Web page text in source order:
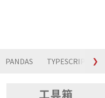
PANDAS TYPESCRIPT ❯